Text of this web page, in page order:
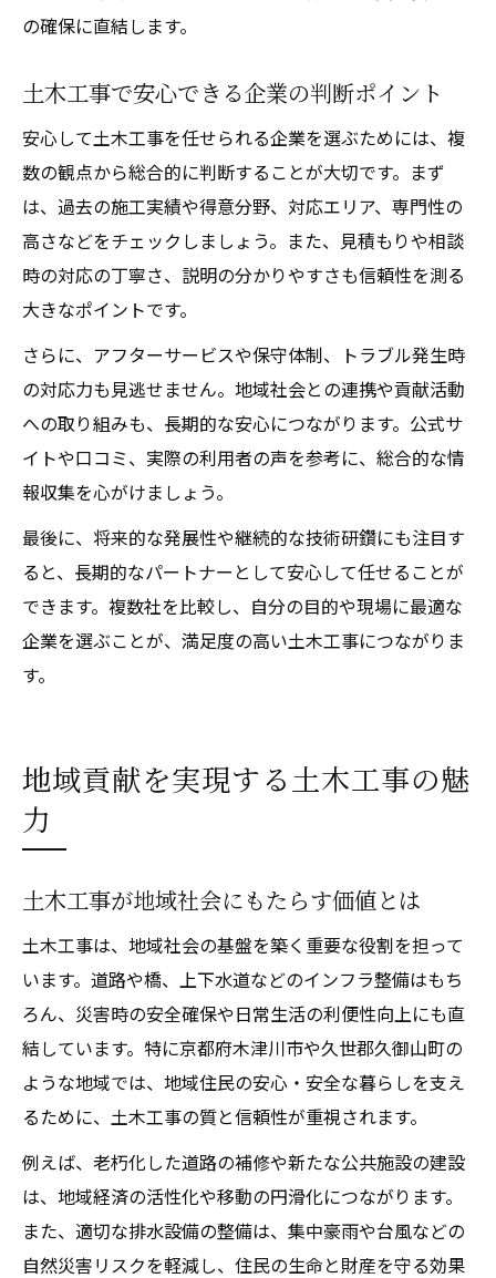
の確保に直結します。
土木工事で安心できる企業の判断ポイント
安心して土木工事を任せられる企業を選ぶためには、複
数の観点から総合的に判断することが大切です。まず
は、過去の施工実績や得意分野、対応エリア、専門性の
高さなどをチェックしましょう。また、見積もりや相談
時の対応の丁寧さ、説明の分かりやすさも信頼性を測る
大きなポイントです。
さらに、アフターサービスや保守体制、トラブル発生時
の対応力も見逃せません。地域社会との連携や貢献活動
への取り組みも、長期的な安心につながります。公式サ
イトや口コミ、実際の利用者の声を参考に、総合的な情
報収集を心がけましょう。
最後に、将来的な発展性や継続的な技術研鑽にも注目す
ると、長期的なパートナーとして安心して任せることが
できます。複数社を比較し、自分の目的や現場に最適な
企業を選ぶことが、満足度の高い土木工事につながりま
す。
地域貢献を実現する土木工事の魅
力
土木工事が地域社会にもたらす価値とは
土木工事は、地域社会の基盤を築く重要な役割を担って
います。道路や橋、上下水道などのインフラ整備はもち
ろん、災害時の安全確保や日常生活の利便性向上にも直
結しています。特に京都府木津川市や久世郡久御山町の
ような地域では、地域住民の安心・安全な暮らしを支え
るために、土木工事の質と信頼性が重視されます。
例えば、老朽化した道路の補修や新たな公共施設の建設
は、地域経済の活性化や移動の円滑化につながります。
また、適切な排水設備の整備は、集中豪雨や台風などの
自然災害リスクを軽減し、住民の生命と財産を守る効果